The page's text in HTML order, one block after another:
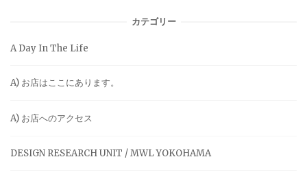
カテゴリー
A Day In The Life
A) お店はここにあります。
A) お店へのアクセス
DESIGN RESEARCH UNIT / MWL YOKOHAMA